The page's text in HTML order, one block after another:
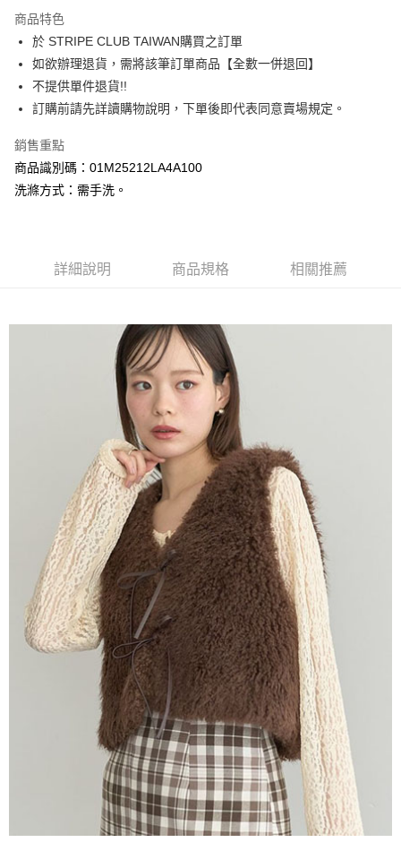
臺灣中小企業銀行
匯豐（台灣）商業銀行
華泰商業銀行
聯邦商業銀行
遠東國際商業銀行
元大商業銀行
玉山商業銀行
星展（台灣）商業銀行
台灣樂天信用卡公司
Apple Pay
街口支付
悠遊付
大哥付你分期
相關說明
【大哥付你分期使用說明】
成交易。
3.實際核准額度、可分期數及費用金額請依後續交易確認頁面所載為準。
法說明評估內容。
1.分期款項不併入電信帳單，「大哥付你分期」於每月結算日後寄送繳費提
2.透過簡訊連結打開帳單後，可選擇「超商條碼／台灣大直營門市／銀行轉
帳／街口支付／iPASS MONEY」等通路繳費。
1.本服務係由「台灣大哥大股份有限公司」（以下簡稱本公司）所提供，讓
用戶於交易時，得透過本服務購買商品或服務，並由商店將買賣／分期付款
買賣價金債權讓與本公司後，依約使用本公司帳單繳交帳款。
2.基於同意付款使用「大哥付你分期」之契約關係目的，商店將以您的個人
資料（包含姓名、電話或地址）提供予台灣大哥大進項蒐集、處理及利用，
由本公司與您本人進行分期帳單所需資料之確認、核對及更正。
3.完整用戶服務條款，請詳閱以下連結： https://oppay.tw/userRule
AFTEE先享後付是「在收到商品之後才付款」的支付方式。 讓您購物簡單
３．安心：先確認商品／服務後，再付款。
【「AFTEE先享後付」結帳流程】
１．於結帳方式選擇「AFTEE先享後付」後，將跳轉至「AFTEE先享後付」
結帳頁面，進行簡訊認證並確認金額後，即可完成結帳。
２．訂單成立數日內，您將收到繳費通知簡訊。
３．收到繳費通知簡訊後14天內，點擊此簡訊中的連結，可透過四大超商／
ATM／網路銀行／等多元方式進行付款，方視為交易完成。
※ 請注意：結帳手續完成當下不需立刻繳費，但若您需要取消訂單，請聯絡
購買商品的店家。未經商家同意取消之訂單仍視為有效，需透過AFTEE先享
後付繳納相關費用。
※ 交易是否成功請以「AFTEE先享後付 」之結帳頁面顯示為準，若有關於
是否繳費成功／繳費後需取消欲退款等相關疑問，請聯繫「AFTEE先享後付
客戶支援中心」https://netprotections.freshdesk.com/support/home
【注意事項】
１．透過由恩沛科技股份有限公司提供之「AFTEE先享後付」服務完成之交
易，需依本服務之必要範圍內提供個人資料，並將交易相關給付款項請求債
權轉讓予恩沛科技股份有限公司。
２．關於個人資料處理事宜，請瀏覽以下網址：
https://aftee.tw/terms/#terms3
３．未成年的使用者請事先徵得法定代理人或監護人之同意方可使用
「AFTEE先享後付」，若未經同意申辦者引起之損失，本公司不負相關責
４．使用「AFTEE先享後付」時，將依據個別帳號之用戶狀況，依本公司即
時審查核予不同之上限額度；若仍有額度不足之情形，本公司將視審查結果
請求用戶進行身份認證。
５．嚴禁一人註冊多個帳號或使用他人資訊註冊。若發現惡意使用之情形，
恩沛科技股份有限公司將有權停止該用戶之使用額度並採取法律行動。
ATM付款
每筆NT$60，滿NT$1,500(含以上)免運費
每筆NT$60，滿NT$1,500(含以上)免運費
萊爾富取貨付款
每筆NT$60，滿NT$1,500(含以上)免運費
萊爾富純取貨
每筆NT$60，滿NT$1,500(含以上)免運費
7-11取貨付款
每筆NT$60，滿NT$1,500(含以上)免運費
7-11純取貨
每筆NT$60，滿NT$1,500(含以上)免運費
每筆NT$90，滿NT$1,500(含以上)免運費
商品特色
於 STRIPE CLUB TAIWAN購買之訂單
如欲辦理退貨，需將該筆訂單商品【全數一併退回】
不提供單件退貨!!
訂購前請先詳讀購物說明，下單後即代表同意賣場規定。
銷售重點
商品識別碼：01M25212LA4A100
洗滌方式：需手洗。
詳細說明 商品規格 相關推薦